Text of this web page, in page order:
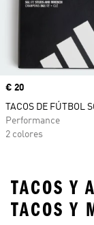
Precio
€ 20
TACOS DE FÚTBOL
Performance
2 colores
TACOS Y
TACOS Y